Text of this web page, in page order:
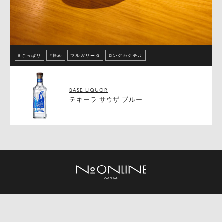
#さっぱり #軽め マルガリータ ロングカクテル
BASE LIQUOR
テキーラ サウザ ブルー